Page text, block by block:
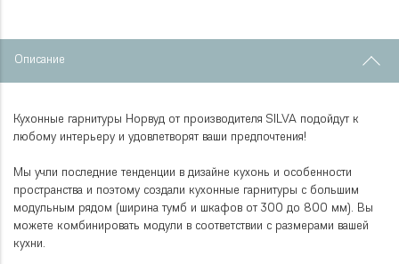
Описание
Кухонные гарнитуры Норвуд от производителя SILVA подойдут к
любому интерьеру и удовлетворят ваши предпочтения!
Мы учли последние тенденции в дизайне кухонь и особенности
пространства и поэтому создали кухонные гарнитуры с большим
модульным рядом (ширина тумб и шкафов от 300 до 800 мм). Вы
можете комбинировать модули в соответствии с размерами вашей
кухни.